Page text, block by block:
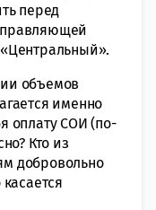
перед
объемов
именно
оплату СОИ (по-
Кто из
добровольно